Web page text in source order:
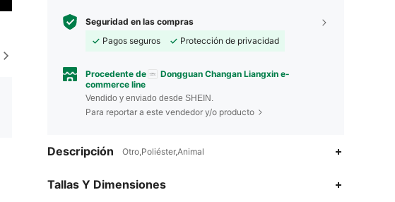
Seguridad en las compras
Pagos seguros
Protección de privacidad
Procedente de
Dongguan Changan Liangxin e-
commerce line
Vendido y enviado desde SHEIN.
Para reportar a este vendedor y/o producto
Descripción Otro,Poliéster,Animal
Tallas Y Dimensiones
4.84